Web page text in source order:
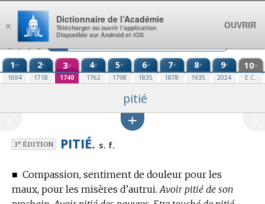
Aller au contenu
1re
1694
2e
1718
3e
1740
4e
1762
5e
1798
6e
1835
7e
1878
8e
1935
9e
2024
10e
E.C.
pitié
3eÉDITION PITIÉ. s. f.
■ Compassion, sentiment de douleur pour les
maux, pour les misères d’autrui. Avoir pitié de son
×
Dictionnaire de l’Académie
Télécharger ou ouvrir l’application
Disponible sur Android et iOS
OUVRIR